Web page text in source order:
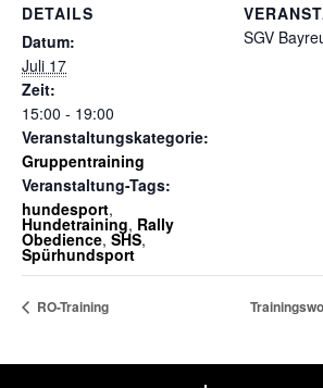
DETAILS
Datum:
Juli 17
Zeit:
15:00 - 19:00
Veranstaltungskategorie:
Gruppentraining
Veranstaltung-Tags:
hundesport,
Hundetraining, Rally
Obedience, SHS,
Spürhundsport
SGV
RO-Training